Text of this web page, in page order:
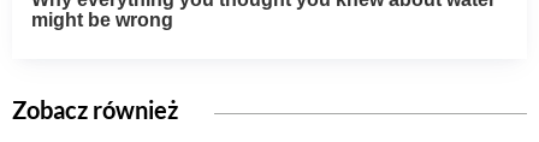
Zobacz również